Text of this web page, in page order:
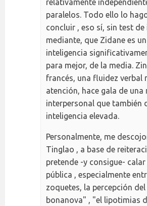
relativamente
paralelos. Todo ello lo
concluir , eso sí, sin test de
mediante, que Zidane es
inteligencia
para mejor, de la media.
francés, una fluidez verbal
atención, hace gala de una
interpersonal que también
inteligencia elevada.
Personalmente, me
Tinglao , a base de
pretende -y consigue-
pública , especialmente
zoquetes, la percepción
bonanova" , "el lipotimias